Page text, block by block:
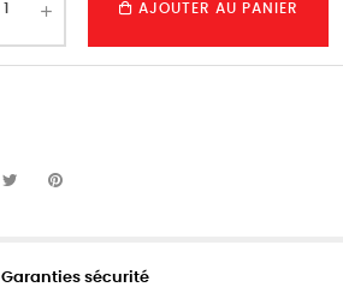
AJOUTER AU PANIER
Garanties sécurité